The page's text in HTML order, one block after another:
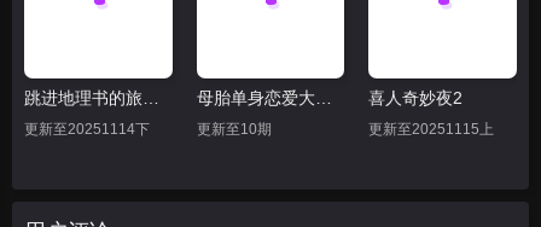
更新至20251114下
母胎单身恋爱大作战
更新至10期
喜人奇妙夜2
更新至20251115上